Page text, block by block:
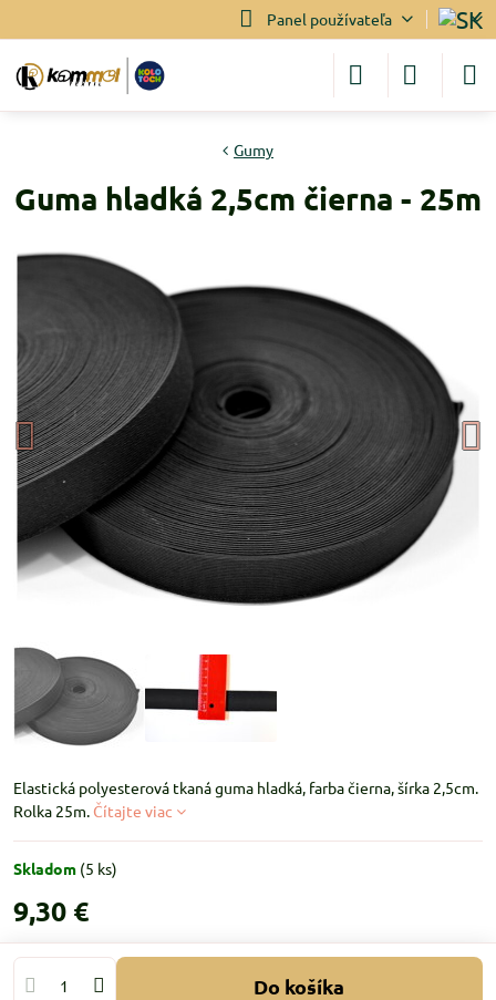
Panel používateľa
Gumy
Guma hladká 2,5cm čierna - 25m
Elastická polyesterová tkaná guma hladká, farba čierna, šírka 2,5cm.
Rolka 25m. Čítajte viac
Skladom (5 ks)
9,30 €
Do košíka